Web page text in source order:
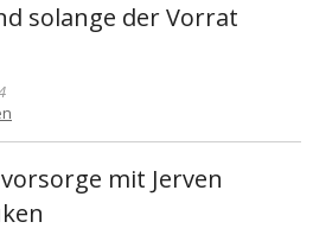
solange der Vorrat
mit Jerven